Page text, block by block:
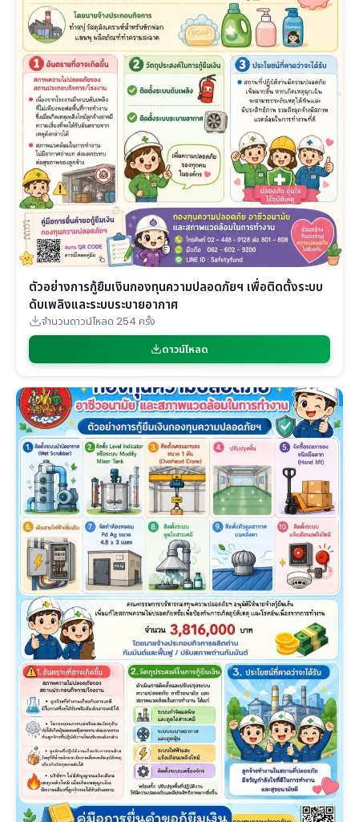
ตัวอย่างการกู้ยืมเงินกองทุนความปลอดภัยฯ เพื่อติดตั้งระบบ
ดับเพลิงและระบบระบายอากาศ
จำนวนดาวน์โหลด 254 ครั้ง
ดาวน์โหลด